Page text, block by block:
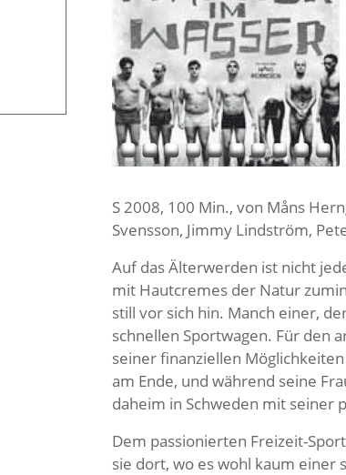
S 2008, 100 Min., von Måns
Svensson, Jimmy Lindström,
Auf das Älterwerden ist nicht
mit Hautcremes der Natur
still vor sich hin. Manch einer,
schnellen Sportwagen. Für den
seiner finanziellen
am Ende, und während seine
daheim in Schweden mit seiner
Dem passionierten Freizeit-
sie dort, wo es wohl kaum